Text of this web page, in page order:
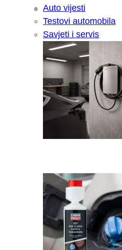
Savjetujemo:
Recenzija:
Auto vijesti
Testovi automobila
Savjeti i servis